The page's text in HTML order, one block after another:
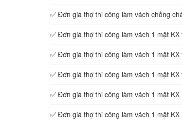
✅ Đơn giá thợ thi công làm vách chống
✅ Đơn giá thợ thi công làm vách 1 mặt
✅ Đơn giá thợ thi công làm vách 1 mặt
✅ Đơn giá thợ thi công làm vách 1 mặt
✅ Đơn giá thợ thi công làm vách 1 mặt
✅ Đơn giá thợ thi công làm vách 1 mặt